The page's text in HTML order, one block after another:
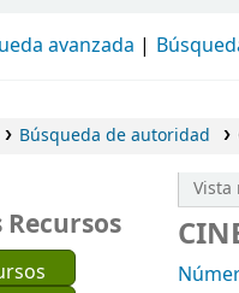
avanzada
Búsqueda de autoridad
Vista